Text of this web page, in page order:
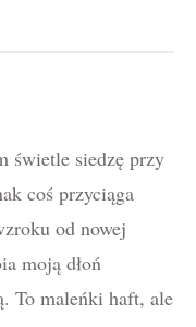
świetle siedzę przy
coś przyciąga
od nowej
moją dłoń
To maleńki haft, ale